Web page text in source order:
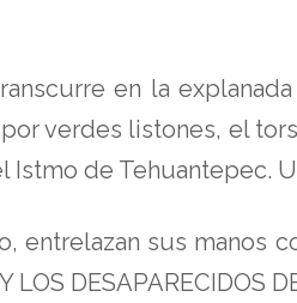
en la
verdes listones, el
de Tehuantepec.
entrelazan sus manos
DESAPARECIDOS